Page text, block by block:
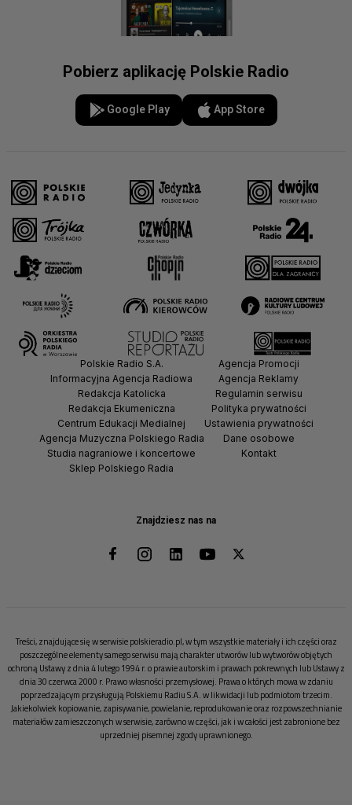
Pobierz aplikację Polskie Radio
Google Play App Store
Znajdziesz nas na
Polskie Radio S.A.
Informacyjna Agencja Radiowa
Redakcja Katolicka
Redakcja Ekumeniczna
Centrum Edukacji Medialnej
Agencja Muzyczna Polskiego Radia
Studia nagraniowe i koncertowe
Sklep Polskiego Radia
Agencja Promocji
Agencja Reklamy
Regulamin serwisu
Polityka prywatności
Ustawienia prywatności
Dane osobowe
Kontakt
Treści, znajdujące się w serwisie polskieradio.pl, w tym wszystkie materiały i ich części oraz
poszczególne elementy samego serwisu mają charakter utworów lub wytworów objętych
ochroną Ustawy z dnia 4 lutego 1994 r. o prawie autorskim i prawach pokrewnych lub Ustawy z
dnia 30 czerwca 2000 r. Prawo własności przemysłowej. Prawa o których mowa w zdaniu
poprzedzającym przysługują Polskiemu Radiu S.A. w likwidacji lub podmiotom trzecim.
Jakiekolwiek kopiowanie, zapisywanie, powielanie, reprodukowanie oraz rozpowszechnianie
materiałów zamieszczonych w serwisie, zarówno w części, jak i w całości jest zabronione bez
uprzedniej pisemnej zgody uprawnionego.